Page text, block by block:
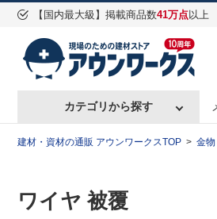
【国内最大級】掲載商品数41万点以上
カテゴリから探す
建材・資材の通販 アウンワークスTOP 金物
ワイヤ 被覆